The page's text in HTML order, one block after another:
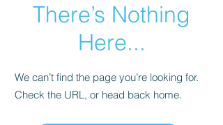
There’s Nothing
Here...
We can’t find the page you’re looking for.
Check the URL, or head back home.